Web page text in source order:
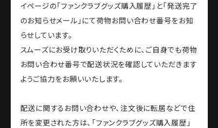
イページの「ファンクラブグッズ購入履歴」と「発送完了
のお知らせメール」にて荷物お問い合わせ番号をお知
らせしています。
スムーズにお受け取りいただくために、ご自身でも荷物
お問い合わせ番号で配送状況を確認していただきます
ようご協力をお願いいたします。
配送に関するお問い合わせや、注文後に転居などで住
所を変更された方は、「ファンクラブグッズ購入履歴」